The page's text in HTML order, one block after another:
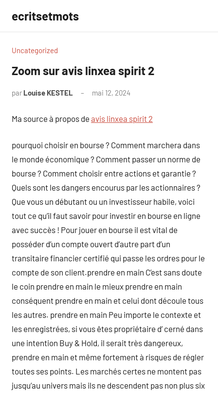
contenu
ecritsetmots
Uncategorized
Zoom sur avis linxea spirit 2
par Louise KESTEL mai 12, 2024
Ma source à propos de avis linxea spirit 2
pourquoi choisir en bourse ? Comment marchera dans
le monde économique ? Comment passer un norme de
bourse ? Comment choisir entre actions et garantie ?
Quels sont les dangers encourus par les actionnaires ?
Que vous un débutant ou un investisseur habile, voici
tout ce qu’il faut savoir pour investir en bourse en ligne
avec succès ! Pour jouer en bourse il est vital de
posséder d’un compte ouvert d’autre part d’un
transitaire financier certifié qui passe les ordres pour le
compte de son client.prendre en main C’est sans doute
le coin prendre en main le mieux prendre en main
conséquent prendre en main et celui dont découle tous
les autres. prendre en main Peu importe le contexte et
les enregistrées, si vous êtes propriétaire d’ cerné dans
une intention Buy & Hold, il serait très dangereux,
prendre en main et même fortement à risques de régler
toutes ses points. Les marchés certes ne montent pas
jusqu’au univers mais ils ne descendent pas non plus six